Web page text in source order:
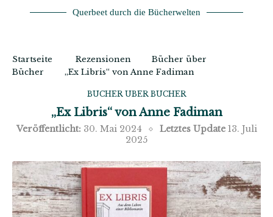
Querbeet durch die Bücherwelten
Startseite Rezensionen
Bücher über
Bücher
„Ex Libris“ von Anne Fadiman
BÜCHER ÜBER BÜCHER
„Ex Libris“ von Anne Fadiman
Veröffentlicht: 30. Mai 2024 Letztes Update 13. Juli
2025